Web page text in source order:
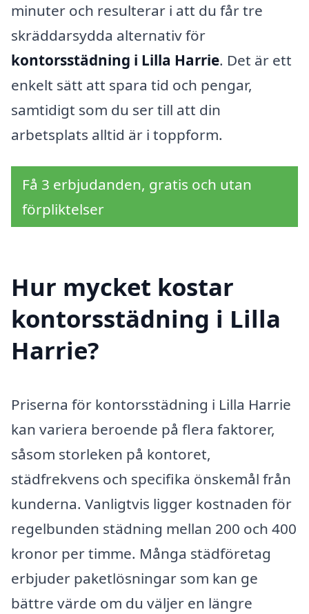
minuter och resulterar i att du får tre
skräddarsydda alternativ för
kontorsstädning i Lilla Harrie. Det är ett
enkelt sätt att spara tid och pengar,
samtidigt som du ser till att din
arbetsplats alltid är i toppform.
Få 3 erbjudanden, gratis och utan
förpliktelser
Hur mycket kostar
kontorsstädning i Lilla
Harrie?
Priserna för kontorsstädning i Lilla Harrie
kan variera beroende på flera faktorer,
såsom storleken på kontoret,
städfrekvens och specifika önskemål från
kunderna. Vanligtvis ligger kostnaden för
regelbunden städning mellan 200 och 400
kronor per timme. Många städföretag
erbjuder paketlösningar som kan ge
bättre värde om du väljer en längre